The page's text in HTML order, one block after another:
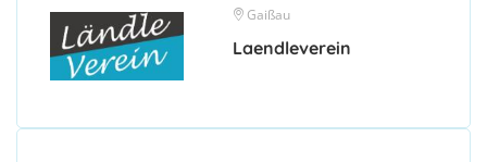
Gaißau
Laendleverein